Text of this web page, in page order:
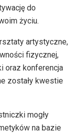
do
życiu.
artystyczne,
fizycznej,
oraz konferencja
zostały kwestie
mogły
na bazie